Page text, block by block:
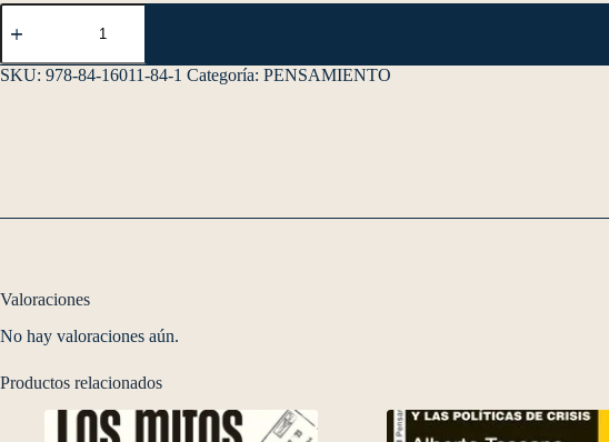
SKU: 978-84-16011-84-1 Categoría: PENSAMIENTO
Valoraciones
No hay valoraciones aún.
Productos relacionados